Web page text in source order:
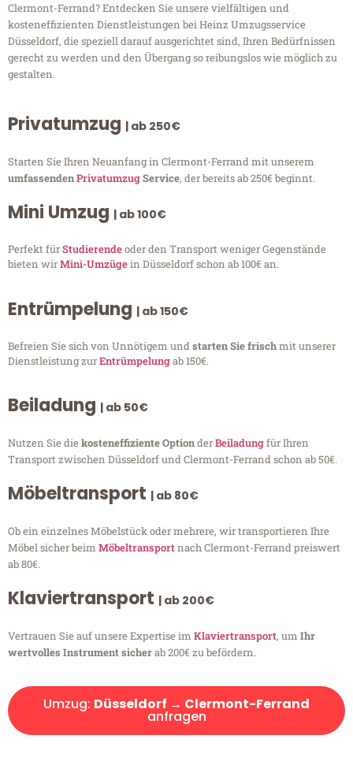
Clermont-Ferrand? Entdecken Sie unsere vielfältigen und
kosteneffizienten Dienstleistungen bei Heinz Umzugsservice
Düsseldorf, die speziell darauf ausgerichtet sind, Ihren Bedürfnissen
gerecht zu werden und den Übergang so reibungslos wie möglich zu
gestalten.
Privatumzug | ab 250€
Starten Sie Ihren Neuanfang in Clermont-Ferrand mit unserem
umfassendenPrivatumzugService, der bereits ab 250€ beginnt.
Mini Umzug | ab 100€
Perfekt fürStudierendeoder den Transport weniger Gegenstände
bieten wirMini-Umzügein Düsseldorf schon ab 100€ an.
Entrümpelung | ab 150€
Befreien Sie sich von Unnötigem undstarten Sie frischmit unserer
Dienstleistung zurEntrümpelungab 150€.
Beiladung | ab 50€
Nutzen Sie diekosteneffiziente OptionderBeiladungfür Ihren
Transport zwischen Düsseldorf und Clermont-Ferrand schon ab 50€.
Möbeltransport | ab 80€
Ob ein einzelnes Möbelstück oder mehrere, wir transportieren Ihre
Möbel sicher beim Möbeltransportnach Clermont-Ferrand preiswert
ab 80€.
Klaviertransport | ab 200€
Vertrauen Sie auf unsere Expertise im Klaviertransport, um Ihr
wertvolles Instrument sicherab 200€ zu befördern.
Umzug: Düsseldorf → Clermont-Ferrand
anfragen